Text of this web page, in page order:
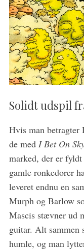
Solidt udspil
Hvis man betragter
de med I Bet On
marked, der er
gamle ronkedorer
leveret endnu en
Murph og Barlow
Mascis stævner ud
guitar. Alt sammen
humle, og man
S
e
c
h
f
o
r
: